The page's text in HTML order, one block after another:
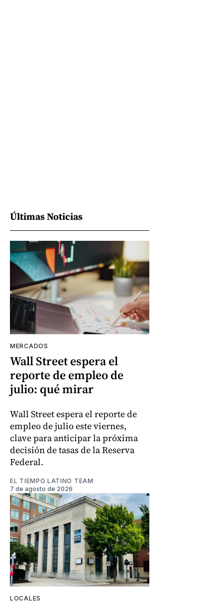
Últimas Noticias
MERCADOS
Wall Street espera el
reporte de empleo de
julio: qué mirar
Wall Street espera el reporte de
empleo de julio este viernes,
clave para anticipar la próxima
decisión de tasas de la Reserva
Federal.
EL TIEMPO LATINO TEAM
7 de agosto de 2026
LOCALES